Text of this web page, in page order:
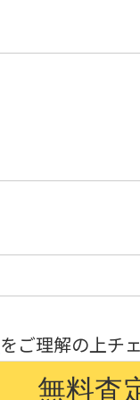
をご理解の上チ